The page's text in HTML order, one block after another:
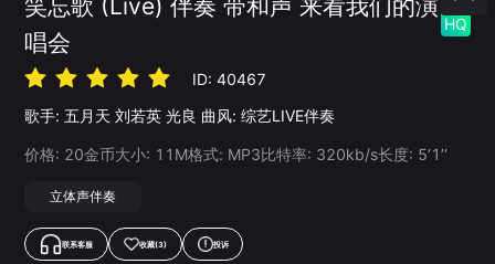
笑忘歌 (Live) 伴奏 带和声 来看我们的演
唱会
HQ
ID:40467
歌手: 五月天 刘若英 光良 曲风: 综艺LIVE伴奏
价格: 20金币大小: 11 M格式: MP3比特率: 320kb/s长度: 5‘1’‘
立体声伴奏
联系客服 收藏(3) 投诉